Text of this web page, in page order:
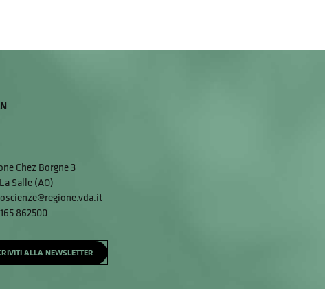
Chez Borgne 3
Salle (AO)
862500
ALLA NEWSLETTER